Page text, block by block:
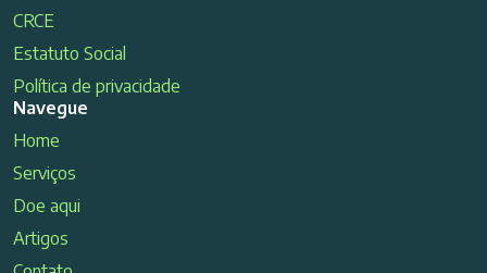
CRCE
Estatuto Social
Política de privacidade
Navegue
Home
Serviços
Doe aqui
Artigos